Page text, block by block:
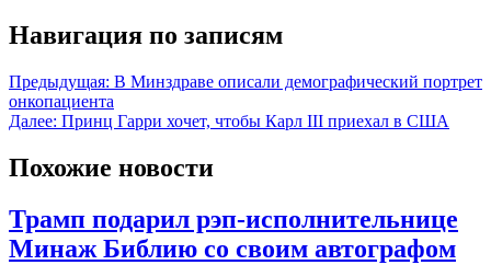
Навигация по записям
Предыдущая: В Минздраве описали демографический портрет
онкопациента
Далее: Принц Гарри хочет, чтобы Карл III приехал в США
Похожие новости
Трамп подарил рэп-исполнительнице
Минаж Библию со своим автографом